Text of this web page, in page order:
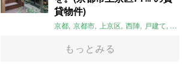
貸物件)
京都 京都市 上京区 西陣 戸建て 平屋
もっとみる